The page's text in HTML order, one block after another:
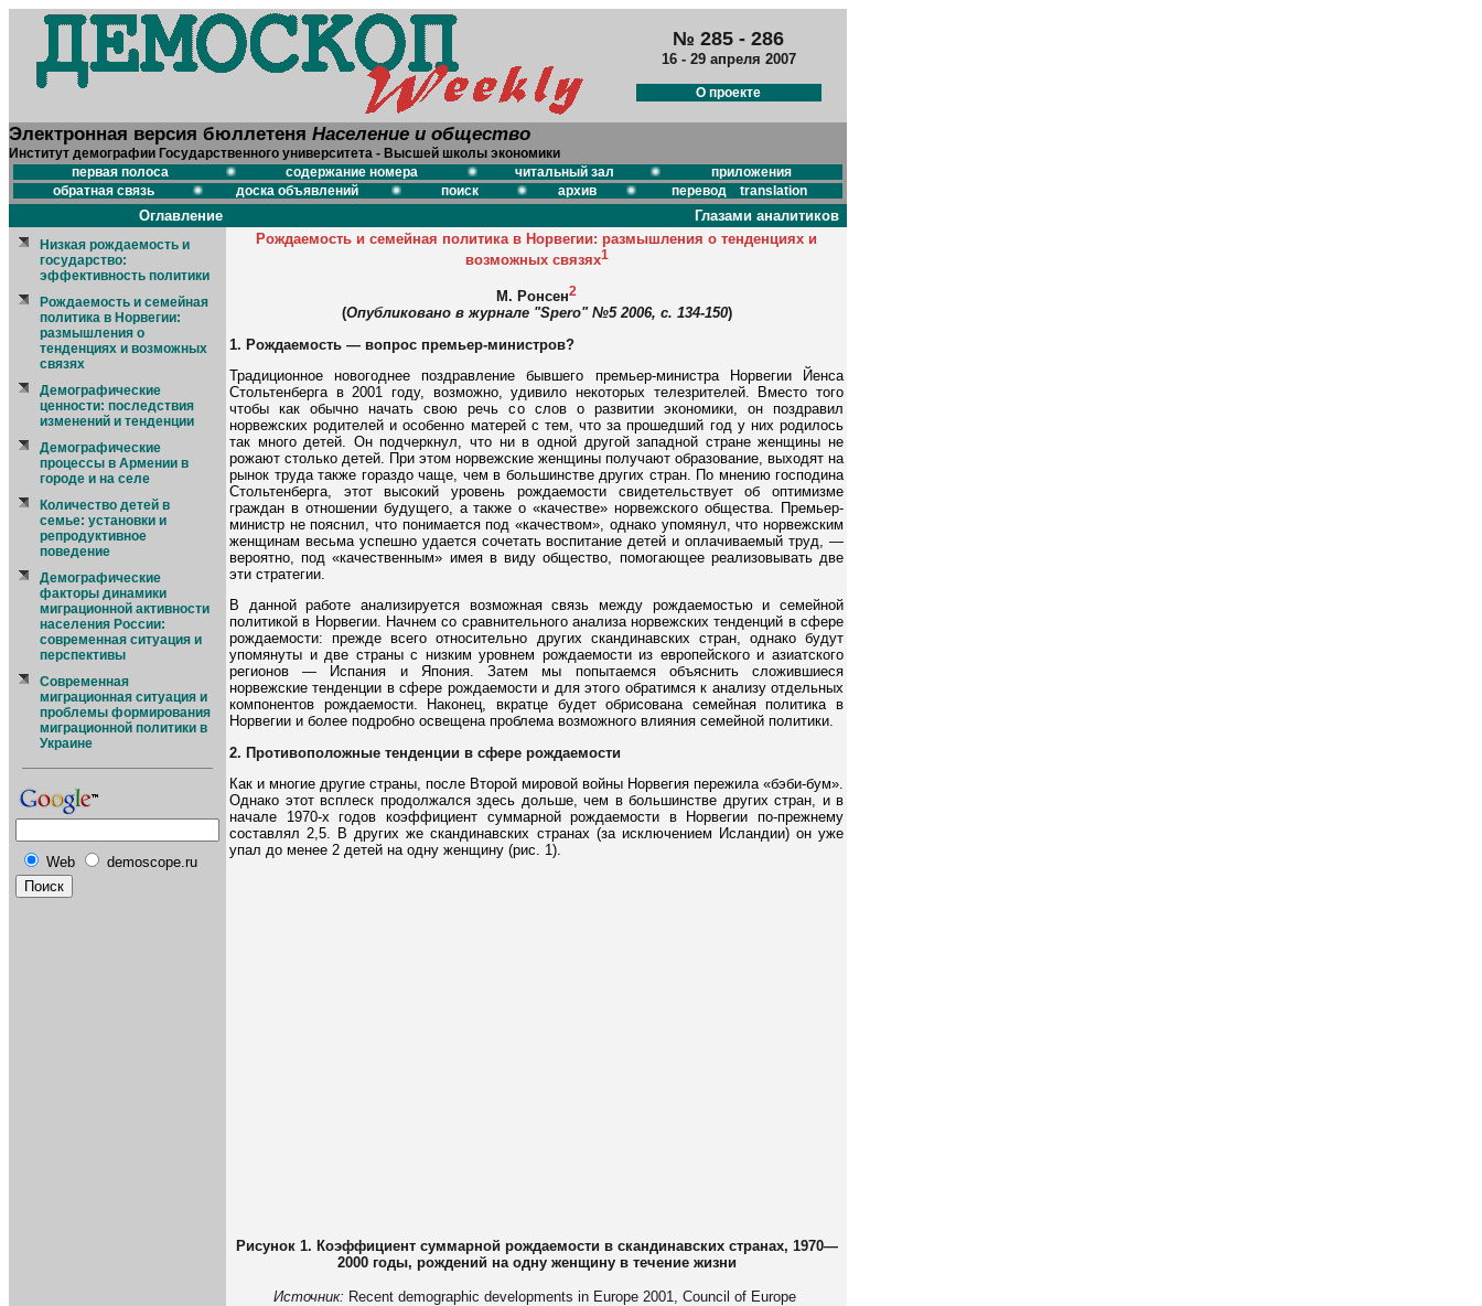
№ 285 - 286
16 - 29 апреля 2007
О проекте
Электронная версия бюллетеня Население и общество
Институт демографии Государственного университета - Высшей школы экономики
первая полоса
содержание номера читальный зал
приложения
обратная связь
доска объявлений поиск архив перевод translation
Оглавление Глазами аналитиков
Низкая рождаемость и
государство:
эффективность политики
Рождаемость и семейная
политика в Норвегии:
размышления о
тенденциях и возможных
связях
Демографические
ценности: последствия
изменений и тенденции
Демографические
процессы в Армении в
городе и на селе
Количество детей в
семье: установки и
репродуктивное
поведение
Демографические
факторы динамики
миграционной активности
населения России:
современная ситуация и
перспективы
Современная
миграционная ситуация и
проблемы формирования
миграционной политики в
Украине
Web demoscope.ru
Рождаемость и семейная политика в Норвегии: размышления о тенденциях и
возможных связях1
М. Ронсен2
(Опубликовано в журнале "Spero" №5 2006, с. 134-150)
1. Рождаемость — вопрос премьер-министров?
Традиционное новогоднее поздравление бывшего премьер-министра Норвегии Йенса
Стольтенберга в 2001 году, возможно, удивило некоторых телезрителей. Вместо того
чтобы как обычно начать свою речь со слов о развитии экономики, он поздравил
норвежских родителей и особенно матерей с тем, что за прошедший год у них родилось
так много детей. Он подчеркнул, что ни в одной другой западной стране женщины не
рожают столько детей. При этом норвежские женщины получают образование, выходят на
рынок труда также гораздо чаще, чем в большинстве других стран. По мнению господина
Стольтенберга, этот высокий уровень рождаемости свидетельствует об оптимизме
граждан в отношении будущего, а также о «качестве» норвежского общества. Премьер-
министр не пояснил, что понимается под «качеством», однако упомянул, что норвежским
женщинам весьма успешно удается сочетать воспитание детей и оплачиваемый труд, —
вероятно, под «качественным» имея в виду общество, помогающее реализовывать две
эти стратегии.
В данной работе анализируется возможная связь между рождаемостью и семейной
политикой в Норвегии. Начнем со сравнительного анализа норвежских тенденций в сфере
рождаемости: прежде всего относительно других скандинавских стран, однако будут
упомянуты и две страны с низким уровнем рождаемости из европейского и азиатского
регионов — Испания и Япония. Затем мы попытаемся объяснить сложившиеся
норвежские тенденции в сфере рождаемости и для этого обратимся к анализу отдельных
компонентов рождаемости. Наконец, вкратце будет обрисована семейная политика в
Норвегии и более подробно освещена проблема возможного влияния семейной политики.
2. Противоположные тенденции в сфере рождаемости
Как и многие другие страны, после Второй мировой войны Норвегия пережила «бэби-бум».
Однако этот всплеск продолжался здесь дольше, чем в большинстве других стран, и в
начале 1970-х годов коэффициент суммарной рождаемости в Норвегии по-прежнему
составлял 2,5. В других же скандинавских странах (за исключением Исландии) он уже
упал до менее 2 детей на одну женщину (рис. 1).
Рисунок 1. Коэффициент суммарной рождаемости в скандинавских странах, 1970—
2000 годы, рождений на одну женщину в течение жизни
Источник: Recent demographic developments in Europe 2001, Council of Europe